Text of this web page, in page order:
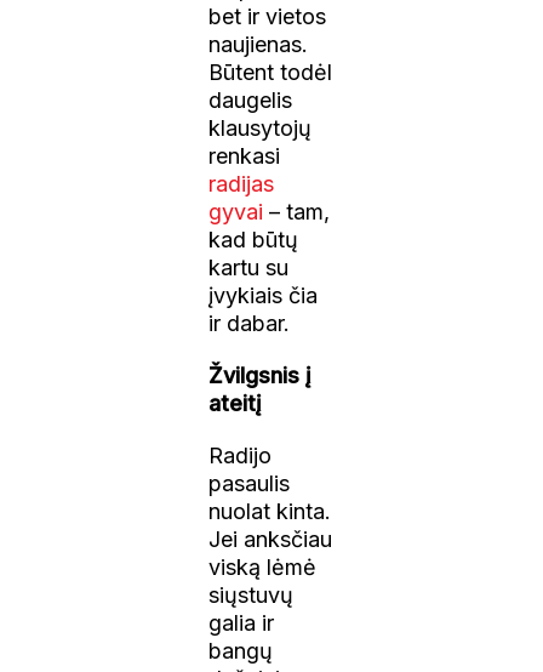
bet ir vietos
naujienas.
Būtent todėl
daugelis
klausytojų
renkasi
radijas
gyvai – tam,
kad būtų
kartu su
įvykiais čia
ir dabar.
Žvilgsnis į
ateitį
Radijo
pasaulis
nuolat kinta.
Jei anksčiau
viską lėmė
siųstuvų
galia ir
bangų